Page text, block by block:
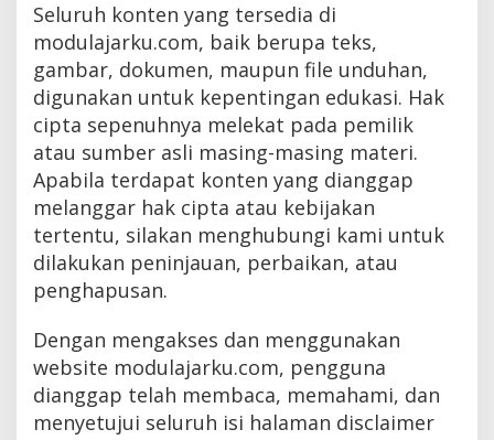
Seluruh konten yang tersedia di
modulajarku.com, baik berupa teks,
gambar, dokumen, maupun file unduhan,
digunakan untuk kepentingan edukasi. Hak
cipta sepenuhnya melekat pada pemilik
atau sumber asli masing-masing materi.
Apabila terdapat konten yang dianggap
melanggar hak cipta atau kebijakan
tertentu, silakan menghubungi kami untuk
dilakukan peninjauan, perbaikan, atau
penghapusan.
Dengan mengakses dan menggunakan
website modulajarku.com, pengguna
dianggap telah membaca, memahami, dan
menyetujui seluruh isi halaman disclaimer